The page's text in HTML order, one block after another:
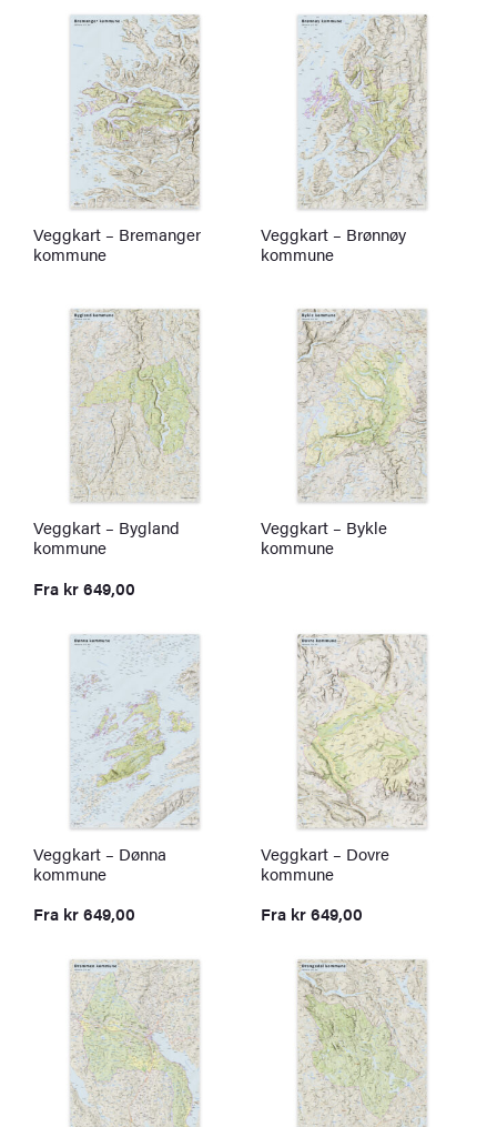
Veggkart – Bremanger
kommune
Veggkart – Brønnøy
kommune
Veggkart – Bygland
kommune
Fra kr649,00
Veggkart – Bykle
kommune
Veggkart – Dønna
kommune
Fra kr649,00
Veggkart – Dovre
kommune
Fra kr649,00